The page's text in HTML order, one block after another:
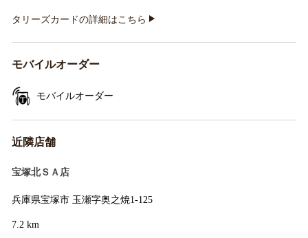
タリーズカードの詳細はこちら
モバイルオーダー
モバイルオーダー
近隣店舗
宝塚北ＳＡ店
兵庫県宝塚市 玉瀬字奥之焼1-125
7.2 km